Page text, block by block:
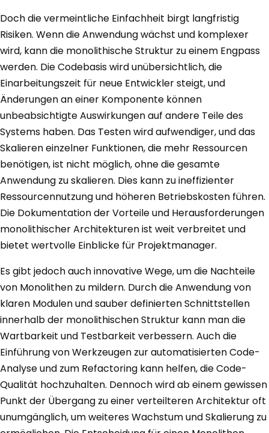
Doch die vermeintliche Einfachheit birgt langfristig
Risiken. Wenn die Anwendung wächst und komplexer
wird, kann die monolithische Struktur zu einem Engpass
werden. Die Codebasis wird unübersichtlich, die
Einarbeitungszeit für neue Entwickler steigt, und
Änderungen an einer Komponente können
unbeabsichtigte Auswirkungen auf andere Teile des
Systems haben. Das Testen wird aufwendiger, und das
Skalieren einzelner Funktionen, die mehr Ressourcen
benötigen, ist nicht möglich, ohne die gesamte
Anwendung zu skalieren. Dies kann zu ineffizienter
Ressourcennutzung und höheren Betriebskosten führen.
Die Dokumentation der Vorteile und Herausforderungen
monolithischer Architekturen ist weit verbreitet und
bietet wertvolle Einblicke für Projektmanager.
Es gibt jedoch auch innovative Wege, um die Nachteile
von Monolithen zu mildern. Durch die Anwendung von
klaren Modulen und sauber definierten Schnittstellen
innerhalb der monolithischen Struktur kann man die
Wartbarkeit und Testbarkeit verbessern. Auch die
Einführung von Werkzeugen zur automatisierten Code-
Analyse und zum Refactoring kann helfen, die Code-
Qualität hochzuhalten. Dennoch wird ab einem gewissen
Punkt der Übergang zu einer verteilteren Architektur oft
unumgänglich, um weiteres Wachstum und Skalierung zu